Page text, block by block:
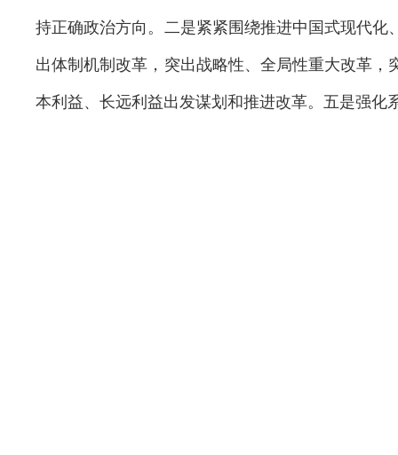
持正确政治方向。二是紧紧围绕推进中国式现代
出体制机制改革，突出战略性、全局性重大改革
本利益、长远利益出发谋划和推进改革。五是强